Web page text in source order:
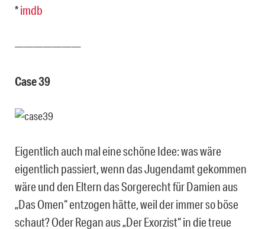
*imdb
———————
Case 39
Eigentlich auch mal eine schöne Idee: was wäre
eigentlich passiert, wenn das Jugendamt gekommen
wäre und den Eltern das Sorgerecht für Damien aus
„Das Omen“ entzogen hätte, weil der immer so böse
schaut? Oder Regan aus „Der Exorzist“ in die treue